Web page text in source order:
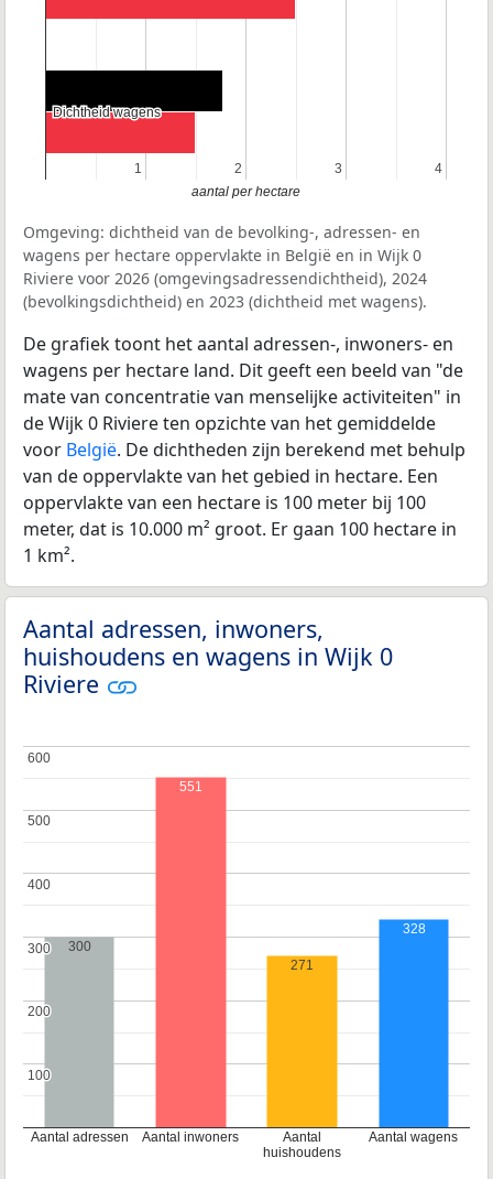
1
1 2
2 3
3 4
4
Dichtheid wagens
Dichtheid wagens
aantal per hectare
Omgeving: dichtheid van de bevolking-, adressen- en
wagens per hectare oppervlakte in België en in Wijk 0
Riviere voor 2026 (omgevingsadressendichtheid), 2024
(bevolkingsdichtheid) en 2023 (dichtheid met wagens).
De grafiek toont het aantal adressen-, inwoners- en
wagens per hectare land. Dit geeft een beeld van "de
mate van concentratie van menselijke activiteiten" in
de Wijk 0 Riviere ten opzichte van het gemiddelde
voor België. De dichtheden zijn berekend met behulp
van de oppervlakte van het gebied in hectare. Een
oppervlakte van een hectare is 100 meter bij 100
meter, dat is 10.000 m² groot. Er gaan 100 hectare in
1 km².
Aantal adressen, inwoners,
huishoudens en wagens in Wijk 0
Riviere
Aantal adressen Aantal inwoners
Aantal
huishoudens
Aantal wagens
100
100
200
200
300
300
400
400
500
500
600
600
300
551
271
328